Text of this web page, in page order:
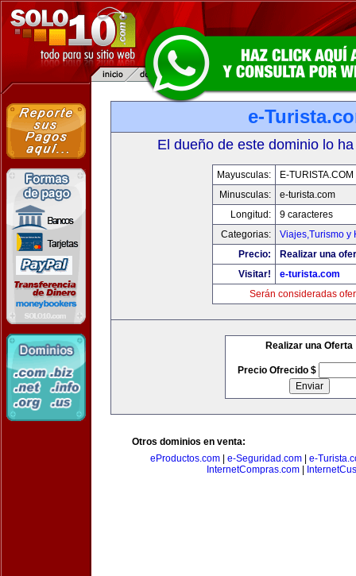
e-
El dueño de este dominio lo
Mayusculas:
E-TURISTA.COM
Minusculas:
e-turista.com
Longitud:
9 caracteres
Categorias:
Viajes,Turismo y
Precio:
Realizar una
Visitar!
e-turista.com
Serán consideradas
Realizar una Oferta
Precio Ofrecido $
Otros dominios en venta:
eProductos.com
e-Seguridad.com
e-
InternetCompras.com